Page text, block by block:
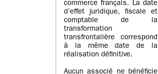
commerce français. La date
d’effet juridique, fiscale et
comptable de la
transformation
transfrontalière correspond
à la même date de la
réalisation définitive.
Aucun associé ne bénéficie